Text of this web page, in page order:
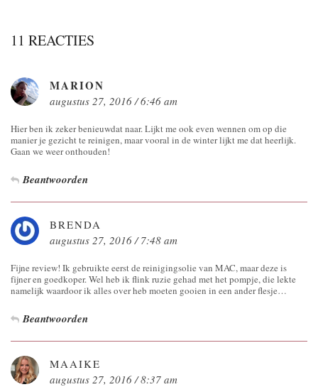
11 REACTIES
MARION
augustus 27, 2016 / 6:46 am
Hier ben ik zeker benieuwdat naar. Lijkt me ook even wennen om op die
manier je gezicht te reinigen, maar vooral in de winter lijkt me dat heerlijk.
Gaan we weer onthouden!
Beantwoorden
BRENDA
augustus 27, 2016 / 7:48 am
Fijne review! Ik gebruikte eerst de reinigingsolie van MAC, maar deze is
fijner en goedkoper. Wel heb ik flink ruzie gehad met het pompje, die lekte
namelijk waardoor ik alles over heb moeten gooien in een ander flesje…
Beantwoorden
MAAIKE
augustus 27, 2016 / 8:37 am